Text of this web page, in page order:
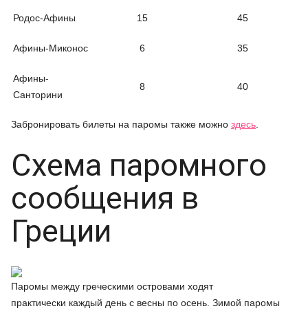
Родос-Афины 15 45
Афины-Миконос 6 35
Афины-
Санторини
8 40
Забронировать билеты на паромы также можно здесь
Схема паромного
сообщения в
Греции
Паромы между греческими островами ходят
практически каждый день с весны по осень. Зимой паромы